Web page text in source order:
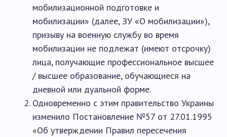
мобилизационной подготовке и
мобилизации» (далее, ЗУ «О мобилизации»),
призыву на военную службу во время
мобилизации не подлежат (имеют отсрочку)
лица, получающие профессиональное высшее
/ высшее образование, обучающиеся на
дневной или дуальной форме.
Одновременно с этим правительство Украины
изменило Постановление №57 от 27.01.1995
«Об утверждении Правил пересечения